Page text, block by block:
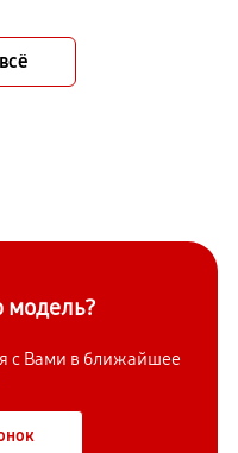
с Вами в ближайшее